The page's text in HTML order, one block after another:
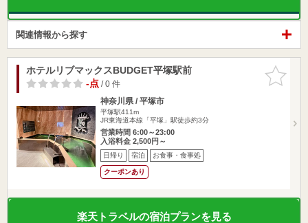
関連情報から探す
お気に入
りに追加
ホテルリブマックスBUDGET平塚駅前
-点/ 0 件
神奈川県 / 平塚市
平塚駅411m
JR東海道本線「平塚」駅徒歩約3分
営業時間 6:00～23:00
入浴料金 2,500円～
日帰り 宿泊 お食事・食事処
クーポンあり
楽天トラベルの宿泊プランを見る